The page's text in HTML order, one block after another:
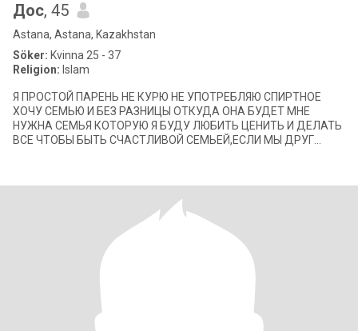
Дос, 45
Astana, Astana, Kazakhstan
Söker: Kvinna 25 - 37
Religion: Islam
Я ПРОСТОЙ ПАРЕНЬ НЕ КУРЮ НЕ УПОТРЕБЛЯЮ СПИРТНОЕ
ХОЧУ СЕМЬЮ И БЕЗ РАЗНИЦЫ ОТКУДА ОНА БУДЕТ МНЕ
НУЖНА СЕМЬЯ КОТОРУЮ Я БУДУ ЛЮБИТЬ ЦЕНИТЬ И ДЕЛАТЬ
ВСЕ ЧТОБЫ БЫТЬ СЧАСТЛИВОЙ СЕМЬЕЙ,ЕСЛИ МЫ ДРУГ